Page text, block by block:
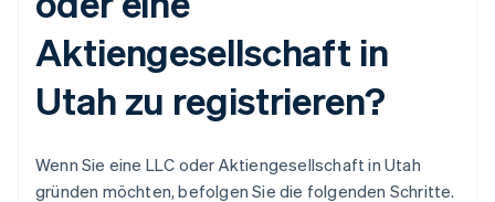
Aktiengesellschaft in
Utah zu registrieren?
Wenn Sie eine LLC oder Aktiengesellschaft in Utah
gründen möchten, befolgen Sie die folgenden Schritte.